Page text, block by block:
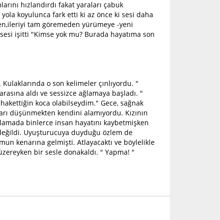
hızlandırdı fakat yaraları çabuk
koyulunca fark etti ki az önce ki sesi daha
tam göremeden yürümeye -yeni
işitti "Kimse yok mu? Burada hayatıma son
o son kelimeler çınlıyordu. "
aldı ve sessizce ağlamaya başladı. "
koca olabilseydim." Gece, sağnak
kendini alamıyordu. Kızının
binlerce insan hayatını kaybetmişken
Uyuşturucuya duyduğu özlem de
kenarına gelmişti. Atlayacaktı ve böylelikle
bir sesle donakaldı. " Yapma! "